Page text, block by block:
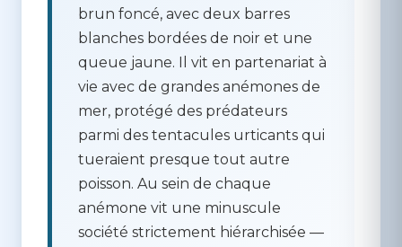
brun foncé, avec deux barres
blanches bordées de noir et une
queue jaune. Il vit en partenariat à
vie avec de grandes anémones de
mer, protégé des prédateurs
parmi des tentacules urticants qui
tueraient presque tout autre
poisson. Au sein de chaque
anémone vit une minuscule
société strictement hiérarchisée —